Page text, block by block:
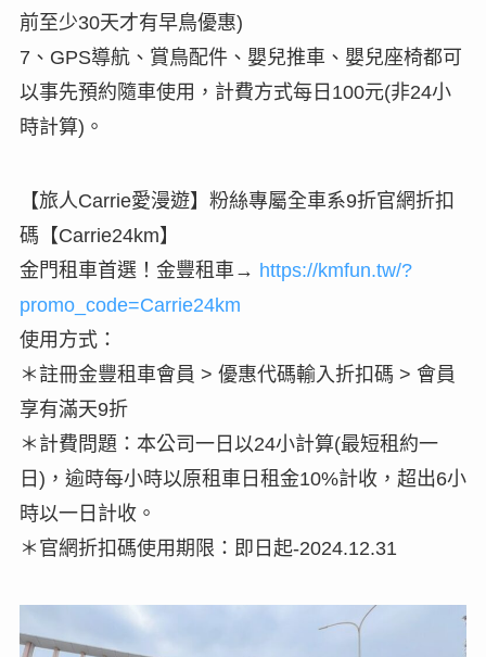
前至少30天才有早鳥優惠)
7、GPS導航、賞鳥配件、嬰兒推車、嬰兒座椅都可
以事先預約隨車使用，計費方式每日100元(非24小
時計算)。
【旅人Carrie愛漫遊】粉絲專屬全車系9折官網折扣
碼【Carrie24km】
金門租車首選！金豐租車→ https://kmfun.tw/?
promo_code=Carrie24km
使用方式：
＊註冊金豐租車會員 > 優惠代碼輸入折扣碼 > 會員
享有滿天9折
＊計費問題：本公司一日以24小計算(最短租約一
日)，逾時每小時以原租車日租金10%計收，超出6小
時以一日計收。
＊官網折扣碼使用期限：即日起-2024.12.31